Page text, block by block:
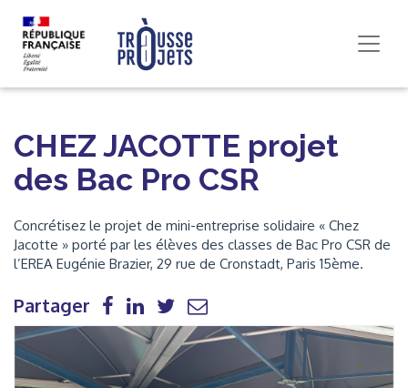
CHEZ JACOTTE projet
des Bac Pro CSR
Concrétisez le projet de mini-entreprise solidaire « Chez
Jacotte » porté par les élèves des classes de Bac Pro CSR de
l’EREA Eugénie Brazier, 29 rue de Cronstadt, Paris 15ème.
Partager